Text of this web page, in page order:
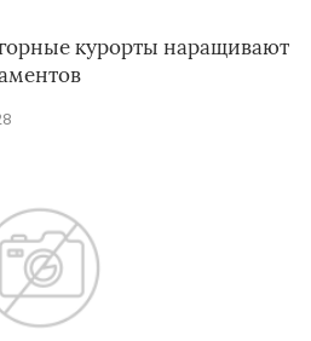
курорты наращивают